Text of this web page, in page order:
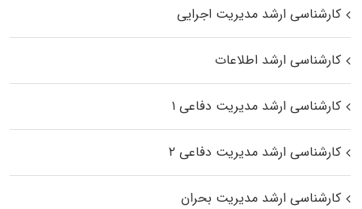
کارشناسی ارشد مدیریت اجرایی
کارشناسی ارشد اطلاعات
کارشناسی ارشد مدیریت دفاعی ۱
کارشناسی ارشد مدیریت دفاعی ۲
کارشناسی ارشد مدیریت بحران